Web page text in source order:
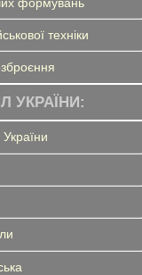
техніки
УКРАЇНИ: